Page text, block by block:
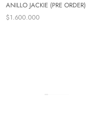
ANILLO JACKIE (PRE ORDER)
$1.600.000